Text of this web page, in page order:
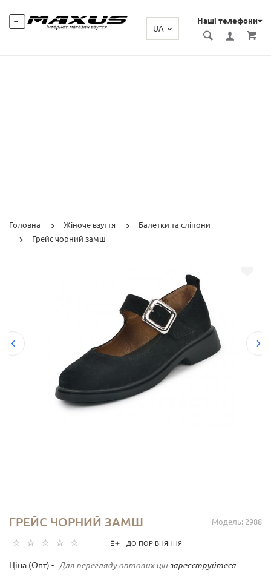
Наші телефони
UA
Головна Жіноче взуття
Балетки та сліпони
Грейс чорний замш
Модель: 2988
ГРЕЙС ЧОРНИЙ ЗАМШ
ДО ПОРІВНЯННЯ
Ціна (Опт) - Для перегляду оптових цінзареєструйтеся